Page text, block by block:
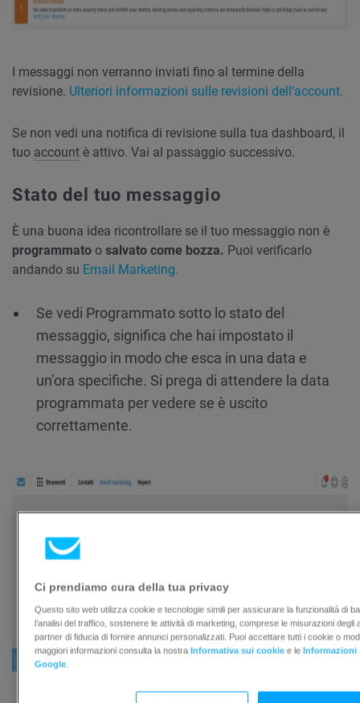
I messaggi non verranno inviati fino al termine della
revisione. Ulteriori informazioni sulle revisioni dell’account.
Se non vedi una notifica di revisione sulla tua dashboard, il
tuo account è attivo. Vai al passaggio successivo.
Stato del tuo messaggio
È una buona idea ricontrollare se il tuo messaggio non è
programmato o salvato come bozza. Puoi verificarlo
andando su Email Marketing.
Se vedi Programmato sotto lo stato del
messaggio, significa che hai impostato il
messaggio in modo che esca in una data e
un’ora specifiche. Si prega di attendere la data
programmata per vedere se è uscito
correttamente.
Ci prendiamo cura della tua privacy
Questo sito web utilizza cookie e tecnologie simili per assicurare la funzionalità di
l’analisi del traffico, sostenere le attività di marketing, comprese le misurazioni degli
partner di fiducia di fornire annunci personalizzati. Puoi accettare tutti i cookie o
maggiori informazioni consulta la nostra Informativa sui cookiee le Informazioni
Google.